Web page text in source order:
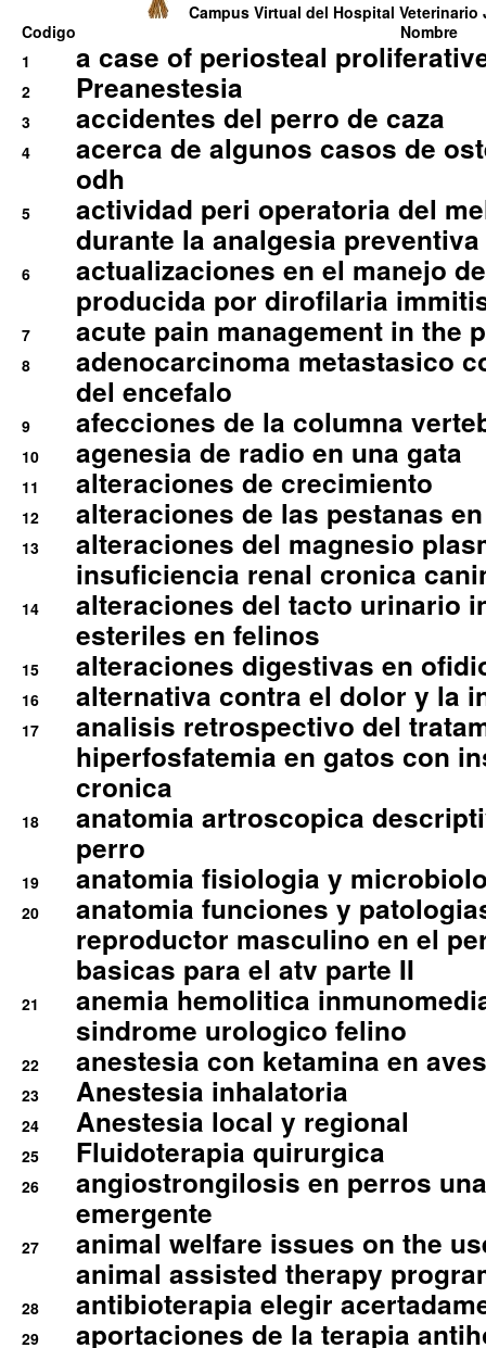
Campus Virtual del Hospital Veterinario
Codigo
Nombre
1
a case of periosteal
2 Preanestesia
3 accidentes del perro de caza
4
acerca de algunos casos de
odh
5
actividad peri operatoria del
durante la analgesia
6
actualizaciones en el manejo
producida por dirofilaria
7 acute pain management in the
8
adenocarcinoma metastasico
del encefalo
9 afecciones de la columna
10 agenesia de radio en una gata
11 alteraciones de crecimiento
12 alteraciones de las pestanas
13
alteraciones del magnesio
insuficiencia renal cronica
14
alteraciones del tacto urinario
esteriles en felinos
15 alteraciones digestivas en
16 alternativa contra el dolor y la
17
analisis retrospectivo del
hiperfosfatemia en gatos con
cronica
18
anatomia artroscopica
perro
19 anatomia fisiologia y
20
anatomia funciones y
reproductor masculino en el
basicas para el atv parte II
21
anemia hemolitica
sindrome urologico felino
22 anestesia con ketamina en
23 Anestesia inhalatoria
24 Anestesia local y regional
25 Fluidoterapia quirurgica
26
angiostrongilosis en perros
emergente
27
animal welfare issues on the
animal assisted therapy
28 antibioterapia elegir
29
aportaciones de la terapia